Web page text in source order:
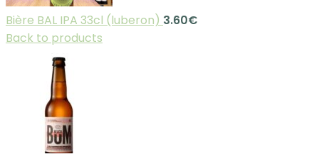
Bière BAL IPA 33cl (luberon) 3.60€
Back to products